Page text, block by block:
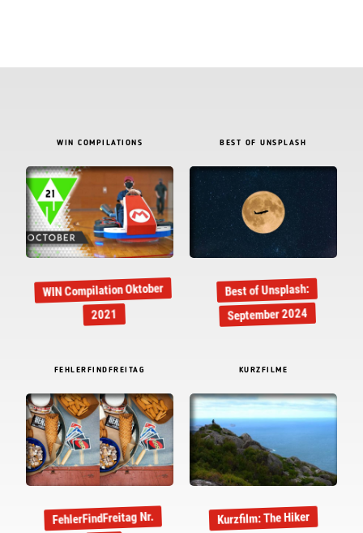
WIN COMPILATIONS
WIN Compilation Oktober
2021
BEST OF UNSPLASH
Best of Unsplash:
September 2024
FEHLERFINDFREITAG
FehlerFindFreitag Nr.
KURZFILME
Kurzfilm: The Hiker